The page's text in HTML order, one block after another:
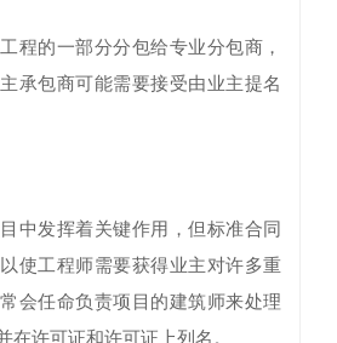
程的一部分分包给专业分包商，
承包商可能需要接受由业主提名
中发挥着关键作用，但标准合同
使工程师需要获得业主对许多重
会任命负责项目的建筑师来处理
在许可证和许可证上列名。